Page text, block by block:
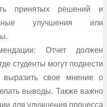
принятых решений и
улучшения или
Отчет должен
студенты могут подвести
выразить свое мнение о
выводы. Также важно
для улучшения процесса